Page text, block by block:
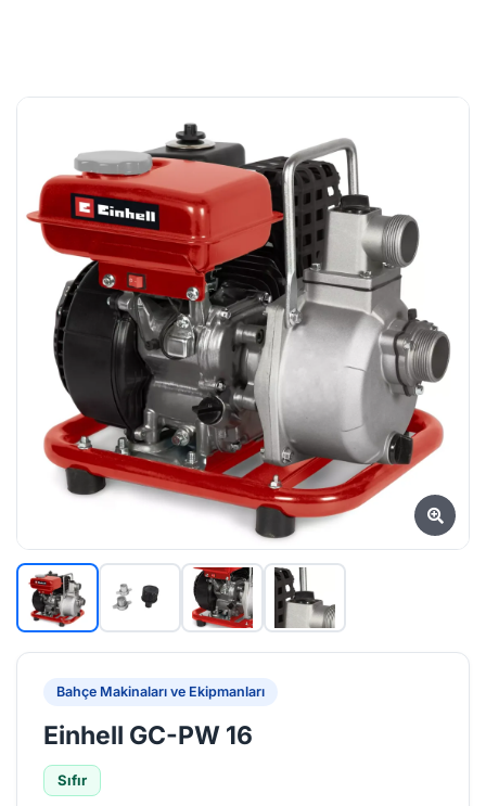
Bahçe Makinaları ve Ekipmanları
Einhell GC-PW 16
Sıfır